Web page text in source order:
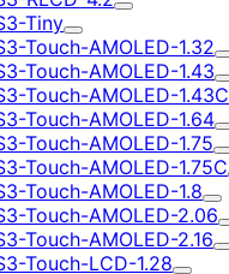
Tiny
Touch-AMOLED-1.32
Touch-AMOLED-1.43
Touch-AMOLED-1.43C
Touch-AMOLED-1.64
Touch-AMOLED-1.75
Touch-AMOLED-1.75C
Touch-AMOLED-1.8
Touch-AMOLED-2.06
Touch-AMOLED-2.16
Touch-LCD-1.28